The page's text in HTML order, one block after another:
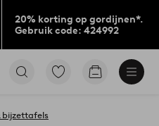
20% korting op gordijnen*.
Gebruik code: 424992
Ga
Go
bijzettafels